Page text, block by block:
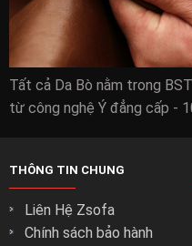
Tất cả Da Bò nằm trong
từ công nghệ Ý đẳng cấp -
THÔNG TIN CHUNG
Liên Hệ Zsofa
Chính sách bảo hành